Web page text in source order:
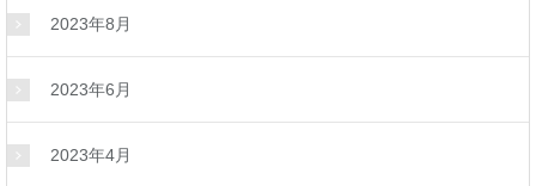
2023年8月
2023年6月
2023年4月